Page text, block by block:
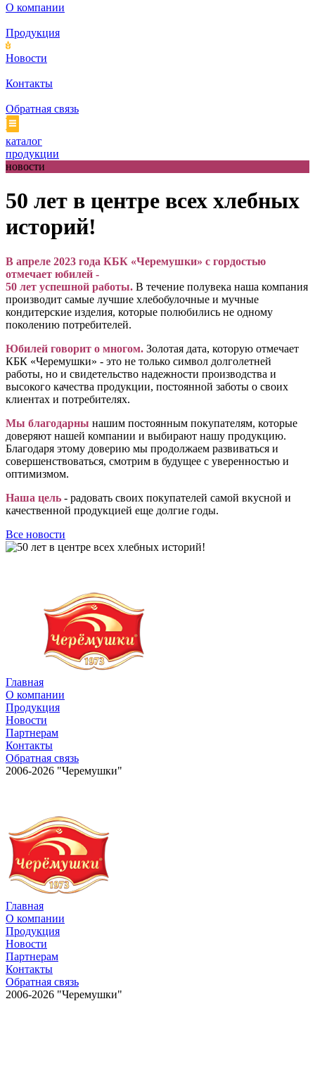
О компании
Продукция
Новости
Контакты
Обратная связь
каталог
продукции
новости
50 лет в центре всех хлебных
историй!
В апреле 2023 года КБК «Черемушки» с гордостью
отмечает юбилей -
50 лет успешной работы. В течение полувека наша компания
производит самые лучшие хлебобулочные и мучные
кондитерские изделия, которые полюбились не одному
поколению потребителей.
Юбилей говорит о многом. Золотая дата, которую отмечает
КБК «Черемушки» - это не только символ долголетней
работы, но и свидетельство надежности производства и
высокого качества продукции, постоянной заботы о своих
клиентах и потребителях.
Мы благодарны нашим постоянным покупателям, которые
доверяют нашей компании и выбирают нашу продукцию.
Благодаря этому доверию мы продолжаем развиваться и
совершенствоваться, смотрим в будущее с уверенностью и
оптимизмом.
Наша цель - радовать своих покупателей самой вкусной и
качественной продукцией еще долгие годы.
Все новости
Главная
О компании
Продукция
Новости
Партнерам
Контакты
Обратная связь
2006-2026 "Черемушки"
Главная
О компании
Продукция
Новости
Партнерам
Контакты
Обратная связь
2006-2026 "Черемушки"